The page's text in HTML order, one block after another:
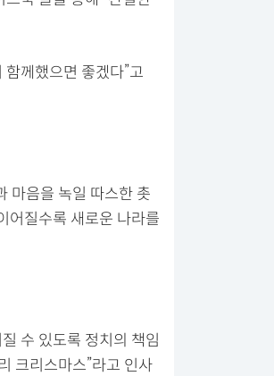
께했으면 좋겠다”고
마음을 녹일 따스한 촛
어질수록 새로운 나라를
수 있도록 정치의 책임
크리스마스”라고 인사